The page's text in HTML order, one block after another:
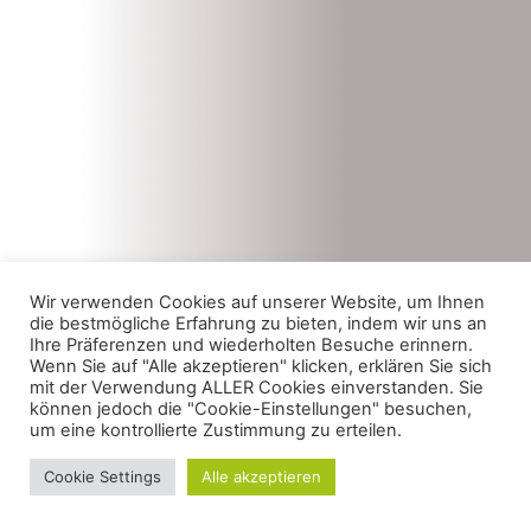
Wir verwenden Cookies auf unserer Website, um Ihnen
die bestmögliche Erfahrung zu bieten, indem wir uns an
Ihre Präferenzen und wiederholten Besuche erinnern.
Wenn Sie auf "Alle akzeptieren" klicken, erklären Sie sich
mit der Verwendung ALLER Cookies einverstanden. Sie
können jedoch die "Cookie-Einstellungen" besuchen,
um eine kontrollierte Zustimmung zu erteilen.
Cookie Settings Alle akzeptieren